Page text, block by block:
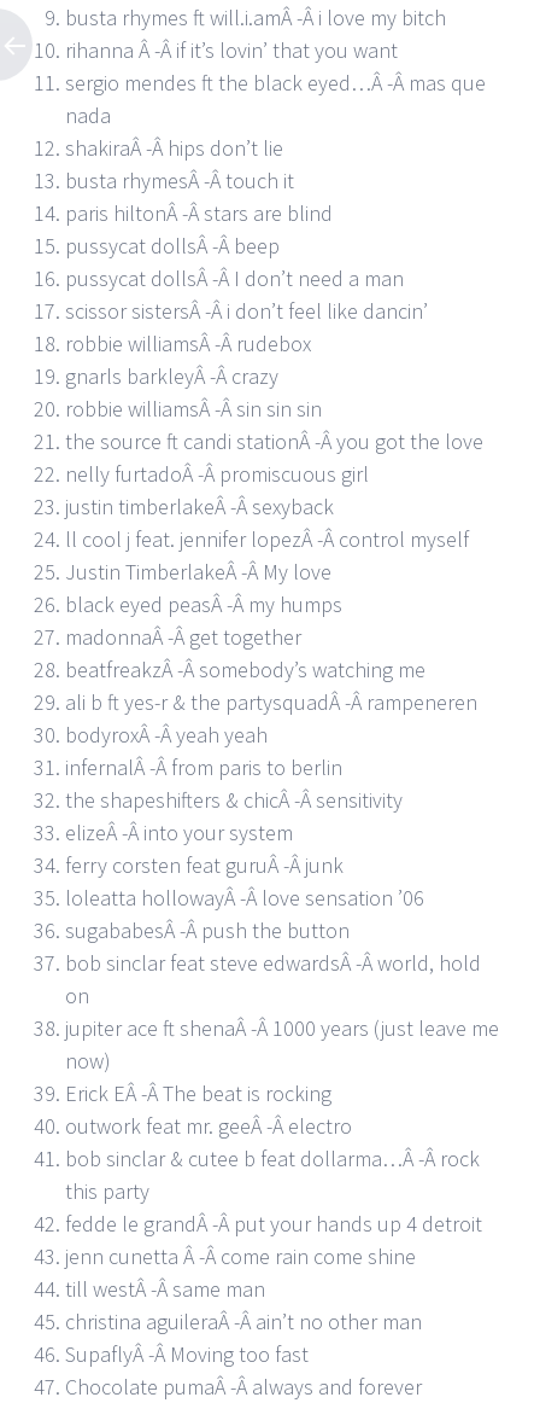
busta rhymes ft will.i.amÂ -Â i love my bitch
rihanna Â -Â if it’s lovin’ that you want
sergio mendes ft the black eyed…Â -Â mas que
nada
shakiraÂ -Â hips don’t lie
busta rhymesÂ -Â touch it
paris hiltonÂ -Â stars are blind
pussycat dollsÂ -Â beep
pussycat dollsÂ -Â I don’t need a man
scissor sistersÂ -Â i don’t feel like dancin’
robbie williamsÂ -Â rudebox
gnarls barkleyÂ -Â crazy
robbie williamsÂ -Â sin sin sin
the source ft candi stationÂ -Â you got the love
nelly furtadoÂ -Â promiscuous girl
justin timberlakeÂ -Â sexyback
ll cool j feat. jennifer lopezÂ -Â control myself
Justin TimberlakeÂ -Â My love
black eyed peasÂ -Â my humps
madonnaÂ -Â get together
beatfreakzÂ -Â somebody’s watching me
ali b ft yes-r & the partysquadÂ -Â rampeneren
bodyroxÂ -Â yeah yeah
infernalÂ -Â from paris to berlin
the shapeshifters & chicÂ -Â sensitivity
elizeÂ -Â into your system
ferry corsten feat guruÂ -Â junk
loleatta hollowayÂ -Â love sensation ’06
sugababesÂ -Â push the button
bob sinclar feat steve edwardsÂ -Â world, hold
on
jupiter ace ft shenaÂ -Â 1000 years (just leave me
now)
Erick EÂ -Â The beat is rocking
outwork feat mr. geeÂ -Â electro
bob sinclar & cutee b feat dollarma…Â -Â rock
this party
fedde le grandÂ -Â put your hands up 4 detroit
jenn cunetta Â -Â come rain come shine
till westÂ -Â same man
christina aguileraÂ -Â ain’t no other man
SupaflyÂ -Â Moving too fast
Chocolate pumaÂ -Â always and forever